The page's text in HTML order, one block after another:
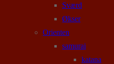
Sværd
Økser
Orienten
samurai
katana